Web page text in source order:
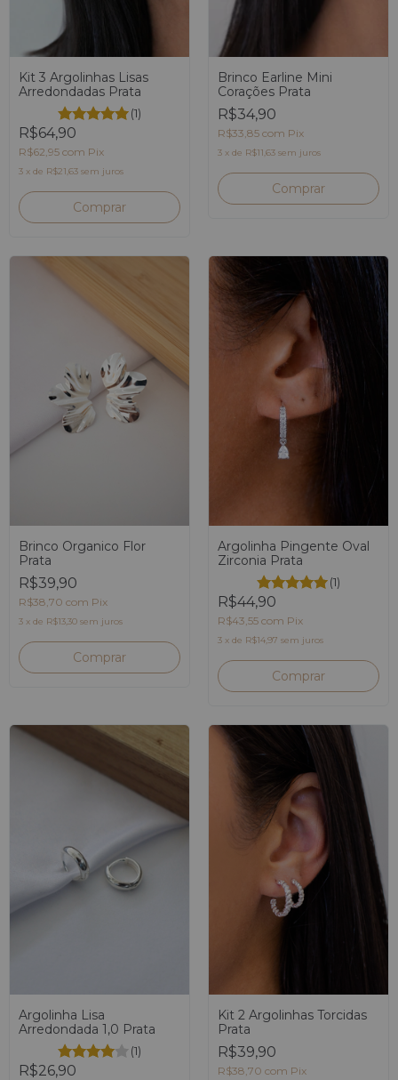
Kit 3 Argolinhas Lisas
Arredondadas Prata
(1)
R$64,90
R$62,95 com Pix
3 x de R$21,63 sem juros
Brinco Earline Mini
Corações Prata
R$34,90
R$33,85 com Pix
3 x de R$11,63 sem juros
Brinco Organico Flor
Prata
R$39,90
R$38,70 com Pix
3 x de R$13,30 sem juros
Argolinha Pingente Oval
Zirconia Prata
(1)
R$44,90
R$43,55 com Pix
3 x de R$14,97 sem juros
Argolinha Lisa
Arredondada 1,0 Prata
(1)
R$26,90
Kit 2 Argolinhas Torcidas
Prata
R$39,90
R$38,70 com Pix